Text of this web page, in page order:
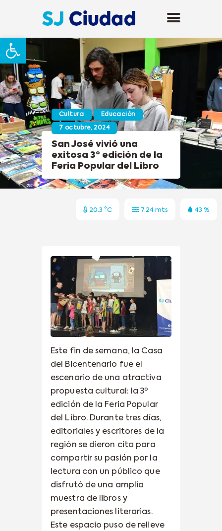
Abrir barra de herramientas
Cultura Educación
7 octubre, 2024
San José vivió una
exitosa 3º edición de la
Feria Popular del Libro
20.3 °C 7.24 mts 43 %
Este fin de semana, la Casa
del Bicentenario fue el
escenario de una atractiva
propuesta cultural: la 3º
edición de la Feria Popular
del Libro. Durante tres días,
editoriales y escritores de la
región se dieron cita para
compartir su pasión por la
lectura con un público que
disfrutó de una amplia
muestra de libros y
presentaciones literarias.
Este espacio puso de relieve